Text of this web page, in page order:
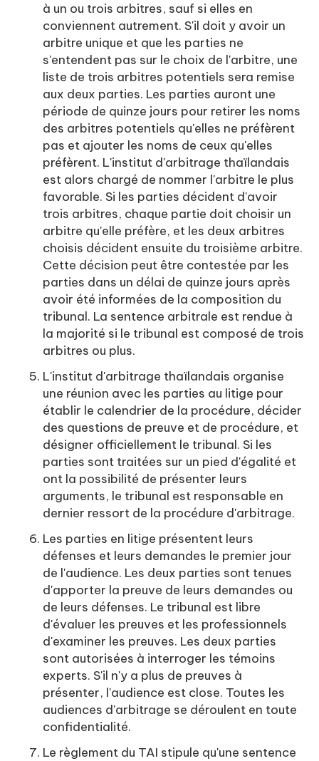
à un ou trois arbitres, sauf si elles en
conviennent autrement. S'il doit y avoir un
arbitre unique et que les parties ne
s'entendent pas sur le choix de l'arbitre, une
liste de trois arbitres potentiels sera remise
aux deux parties. Les parties auront une
période de quinze jours pour retirer les noms
des arbitres potentiels qu'elles ne préfèrent
pas et ajouter les noms de ceux qu'elles
préfèrent. L'institut d'arbitrage thaïlandais
est alors chargé de nommer l'arbitre le plus
favorable. Si les parties décident d'avoir
trois arbitres, chaque partie doit choisir un
arbitre qu'elle préfère, et les deux arbitres
choisis décident ensuite du troisième arbitre.
Cette décision peut être contestée par les
parties dans un délai de quinze jours après
avoir été informées de la composition du
tribunal. La sentence arbitrale est rendue à
la majorité si le tribunal est composé de trois
arbitres ou plus.
L'institut d'arbitrage thaïlandais organise
une réunion avec les parties au litige pour
établir le calendrier de la procédure, décider
des questions de preuve et de procédure, et
désigner officiellement le tribunal. Si les
parties sont traitées sur un pied d'égalité et
ont la possibilité de présenter leurs
arguments, le tribunal est responsable en
dernier ressort de la procédure d'arbitrage.
Les parties en litige présentent leurs
défenses et leurs demandes le premier jour
de l'audience. Les deux parties sont tenues
d'apporter la preuve de leurs demandes ou
de leurs défenses. Le tribunal est libre
d'évaluer les preuves et les professionnels
d'examiner les preuves. Les deux parties
sont autorisées à interroger les témoins
experts. S'il n'y a plus de preuves à
présenter, l'audience est close. Toutes les
audiences d'arbitrage se déroulent en toute
confidentialité.
Le règlement du TAI stipule qu'une sentence